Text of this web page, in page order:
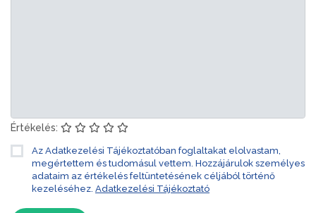
Értékelés:
Az Adatkezelési Tájékoztatóban foglaltakat elolvastam,
megértettem és tudomásul vettem. Hozzájárulok személyes
adataim az értékelés feltüntetésének céljából történő
kezeléséhez. Adatkezelési Tájékoztató